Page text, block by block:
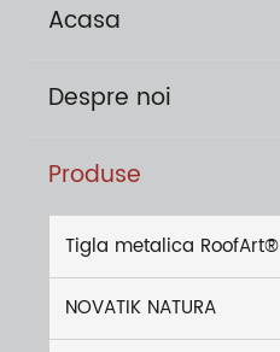
Acasa
Despre noi
Produse
Tigla metalica RoofArt®
NOVATIK NATURA